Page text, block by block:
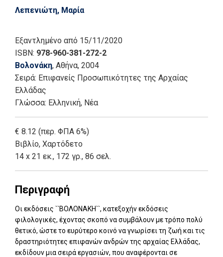
Λεπενιώτη, Μαρία
Εξαντλημένο από 15/11/2020
ISBN: 978-960-381-272-2
Βολονάκη, Αθήνα, 2004
Σειρά: Επιφανείς Προσωπικότητες της Αρχαίας
Ελλάδας
Γλώσσα: Ελληνική, Νέα
€ 8.12 (περ. ΦΠΑ 6%)
Βιβλίο, Χαρτόδετο
14 x 21 εκ., 172 γρ., 86 σελ.
Περιγραφή
Οι εκδόσεις ``ΒΟΛΟΝΑΚΗ``, κατεξοχήν εκδόσεις
φιλολογικές, έχοντας σκοπό να συμβάλουν με τρόπο πολύ
θετικό, ώστε το ευρύτερο κοινό να γνωρίσει τη ζωή και τις
δραστηριότητες επιφανών ανδρών της αρχαίας Ελλάδας,
εκδίδουν μια σειρά εργασιών, που αναφέρονται σε